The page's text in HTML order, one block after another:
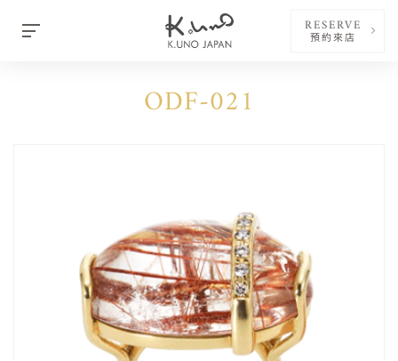
RESERVE
預約來店
ODF-021